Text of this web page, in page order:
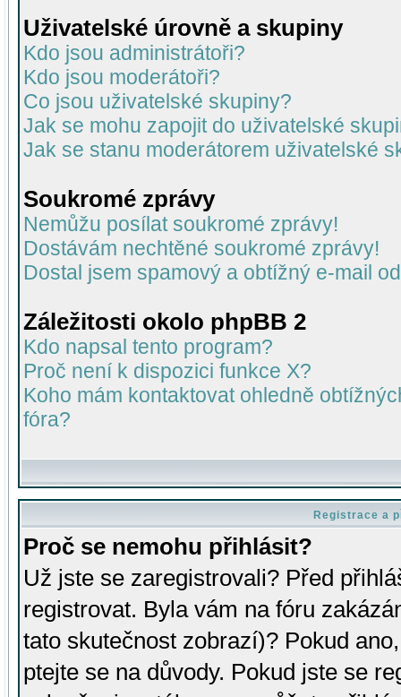
Uživatelské úrovně a skupiny
Kdo jsou administrátoři?
Kdo jsou moderátoři?
Co jsou uživatelské skupiny?
Jak se mohu zapojit do uživatelské
Jak se stanu moderátorem uživatelské
Soukromé zprávy
Nemůžu posílat soukromé zprávy!
Dostávám nechtěné soukromé zprávy!
Dostal jsem spamový a obtížný e-mail
Záležitosti okolo phpBB 2
Kdo napsal tento program?
Proč není k dispozici funkce X?
Koho mám kontaktovat ohledně
fóra?
Registrace a
Proč se nemohu přihlásit?
Už jste se zaregistrovali? Před
registrovat. Byla vám na fóru
tato skutečnost zobrazí)? Pokud
ptejte se na důvody. Pokud jste se